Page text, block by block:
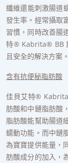
纖維還能刺激腸道
發生率。經常攝取
習慣，同時改善腸
特® Kabrita® BB
且安全的解決方案。
含有抗便秘脂肪酸
佳貝艾特®
肪酸和中鏈脂肪酸
脂肪酸能幫助腸道
蠕動功能。而中鏈
為寶寶提供能量，
肪酸成分的加入，